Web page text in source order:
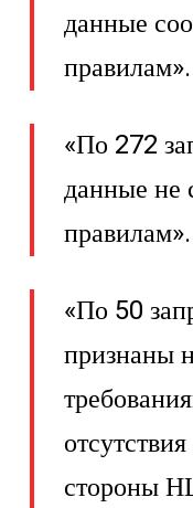
данные
правилам».
«По 272
данные не
правилам».
«По 50
признаны
стороны